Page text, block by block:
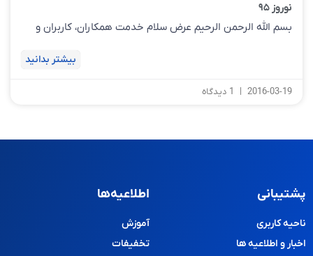
نوروز ۹۵
بسم الله الرحمن الرحیم عرض سلام خدمت همکاران، کاربران و
بیشتر بدانید
2016-03-19
پشتیبانی
ناحیه کاربری
اخبار و اطلاعیه ها
اطلاعیه‌ها
آموزش
تخفیفات